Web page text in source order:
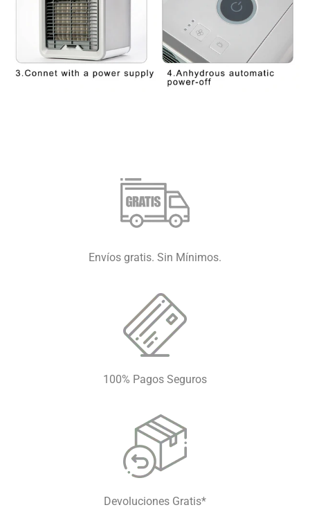
Envíos gratis. Sin Mínimos.
100% Pagos Seguros
Devoluciones Gratis*